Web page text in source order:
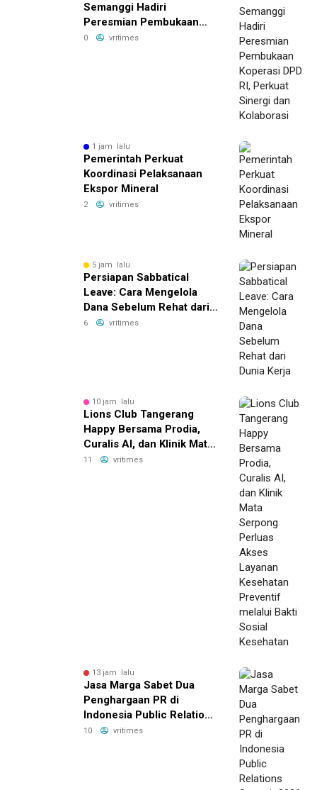
Semanggi Hadiri
Peresmian Pembukaan
Koperasi DPD RI, Perkuat
0 vritimes
1 jam lalu
Pemerintah Perkuat
Koordinasi Pelaksanaan
Ekspor Mineral
2 vritimes
5 jam lalu
Persiapan Sabbatical
Leave: Cara Mengelola
Dana Sebelum Rehat dari
Dunia Kerja
6 vritimes
10 jam lalu
Lions Club Tangerang
Happy Bersama Prodia,
Curalis AI, dan Klinik Mata
Serpong Perluas Akses
11 vritimes
13 jam lalu
Jasa Marga Sabet Dua
Penghargaan PR di
Indonesia Public Relations
Summit 2026
10 vritimes